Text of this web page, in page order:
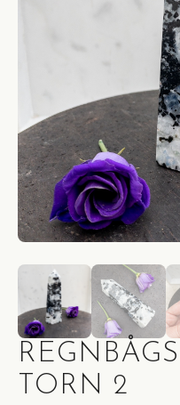
TORN 2